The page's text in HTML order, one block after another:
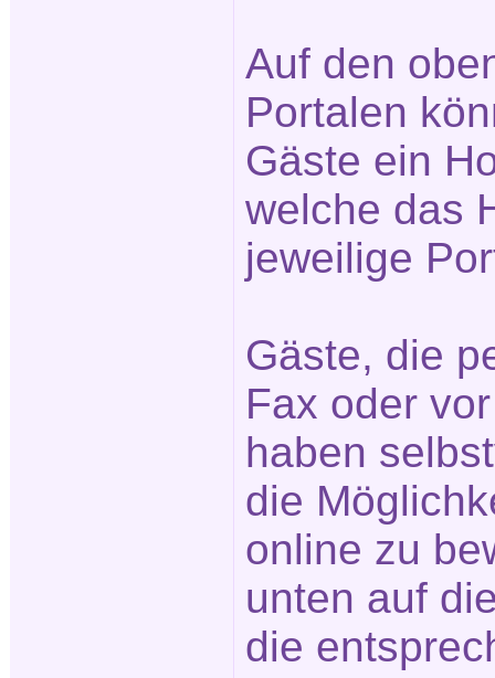
Auf den
Portalen
Gäste ein
welche das
jeweilige
Gäste, die
Fax oder
haben
die
online zu
unten auf
die